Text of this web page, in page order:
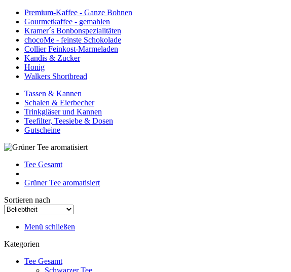
Premium-Kaffee - Ganze Bohnen
Gourmetkaffee - gemahlen
Kramer´s Bonbonspezialitäten
chocoMe - feinste Schokolade
Collier Feinkost-Marmeladen
Kandis & Zucker
Honig
Walkers Shortbread
Tassen & Kannen
Schalen & Eierbecher
Trinkgläser und Kannen
Teefilter, Teesiebe & Dosen
Gutscheine
Tee Gesamt
Grüner Tee aromatisiert
Sortieren nach
Menü schließen
Kategorien
Tee Gesamt
Schwarzer Tee